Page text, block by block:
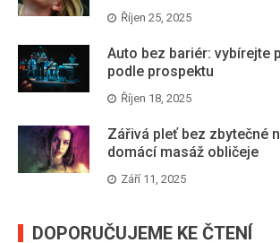
Říjen 25, 2025
Auto bez bariér: vybírejte
podle prospektu
Říjen 18, 2025
Zářivá pleť bez zbytečné
domácí masáž obličeje
Září 11, 2025
DOPORUČUJEME KE ČTENÍ